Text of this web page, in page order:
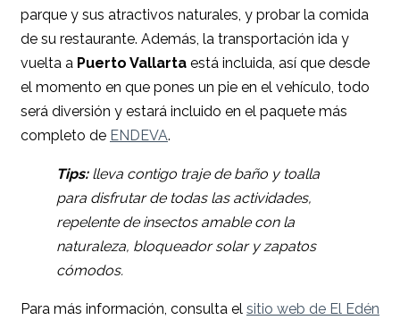
parque y sus atractivos naturales, y probar la comida
de su restaurante. Además, la transportación ida y
vuelta a Puerto Vallarta está incluida, así que desde
el momento en que pones un pie en el vehículo, todo
será diversión y estará incluido en el paquete más
completo de ENDEVA.
Tips:lleva contigo traje de baño y toalla
para disfrutar de todas las actividades,
repelente de insectos amable con la
naturaleza, bloqueador solar y zapatos
cómodos.
Para más información, consulta el sitio web de El Edén